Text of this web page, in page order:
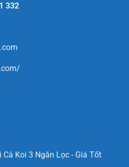
332
Cá Koi 3 Ngăn Lọc - Giá Tốt